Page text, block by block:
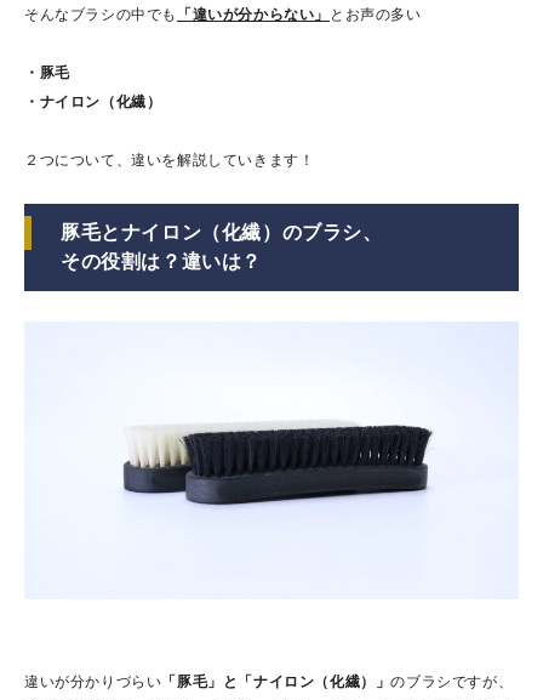
そんなブラシの中でも
「違いが分からない」 とお声の多い
・豚毛
・ナイロン（化繊）
２つについて、違いを解説していきます！
豚毛とナイロン（化繊）のブラシ、
その役割は？違いは？
違いが分かりづらい 「豚毛」と「ナイロン（化繊）」のブラシですが、